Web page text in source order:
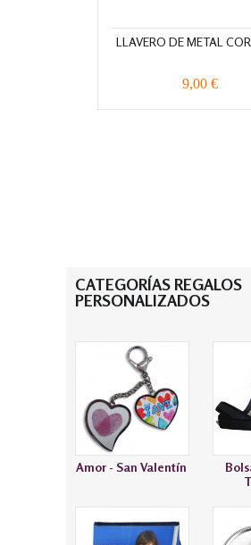
LLAVERO DE METAL
9,00 €
CATEGORÍAS REGALOS
PERSONALIZADOS
Amor - San Valentín